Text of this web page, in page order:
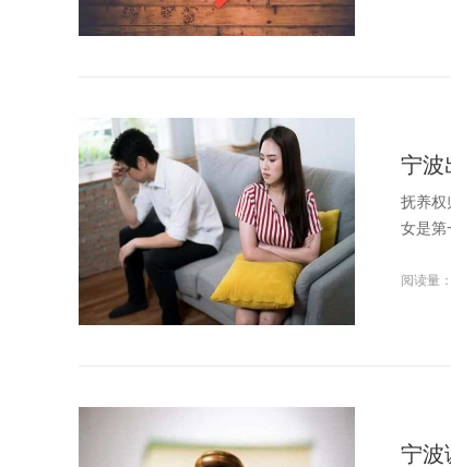
宁波
抚养权
女是第
阅读量
宁波